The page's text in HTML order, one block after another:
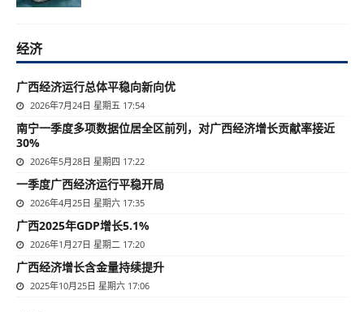
经济
广西经济运行总体平稳向新向优
2026年7月24日 星期五 17:54
南宁一季度多项数据位居全区前列，对广西经济增长贡献率接近
30%
2026年5月28日 星期四 17:22
一季度广西经济运行平稳开局
2026年4月25日 星期六 17:35
广西2025年GDP增长5.1%
2026年1月27日 星期二 17:20
广西经济增长含金量持续提升
2025年10月25日 星期六 17:06